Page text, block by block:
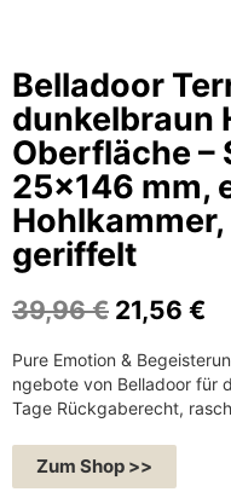
Belladoor
dunkelbraun
Oberfläche –
25×146 mm,
geriffelt
39,96€ U
s
p
r
ü
n
21,56 €
t
u
e
Pure Emotion &
ngebote von Belladoor für
Tage Rückgaberecht,
Zum Shop >>